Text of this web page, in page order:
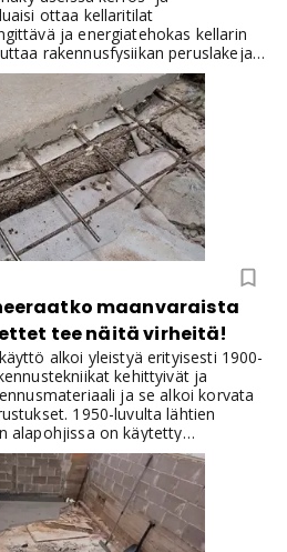
ottaa kellaritilat
ja energiatehokas kellarin
rakennusfysiikan peruslakeja
kannattaa yhdistää
salaojaremonttiin.
maanvaraista
tee näitä virheitä!
alkoi yleistyä erityisesti 1900-
kehittyivät ja
ja se alkoi korvata
1950-luvulta lähtien
alapohjissa on käytetty
lattiat ovat olleet
joilla on vakaat
pohjaveden aiheuttamia